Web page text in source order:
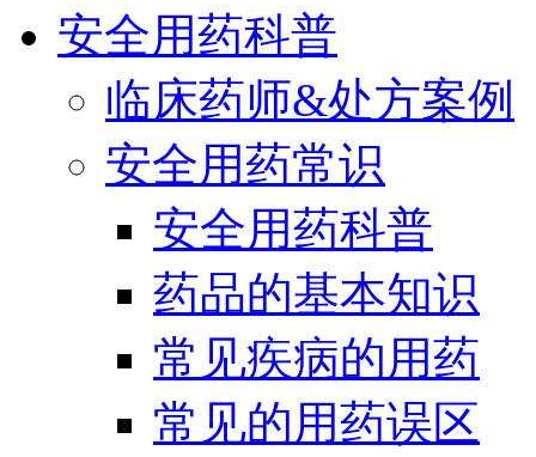
安全用药科普
临床药师&处方案例
安全用药常识
安全用药科普
药品的基本知识
常见疾病的用药
常见的用药误区